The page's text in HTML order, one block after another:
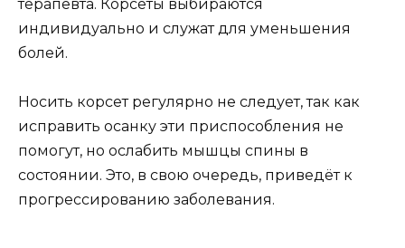
терапевта. Корсеты выбираются
индивидуально и служат для уменьшения
болей.
Носить корсет регулярно не следует, так как
исправить осанку эти приспособления не
помогут, но ослабить мышцы спины в
состоянии. Это, в свою очередь, приведёт к
прогрессированию заболевания.